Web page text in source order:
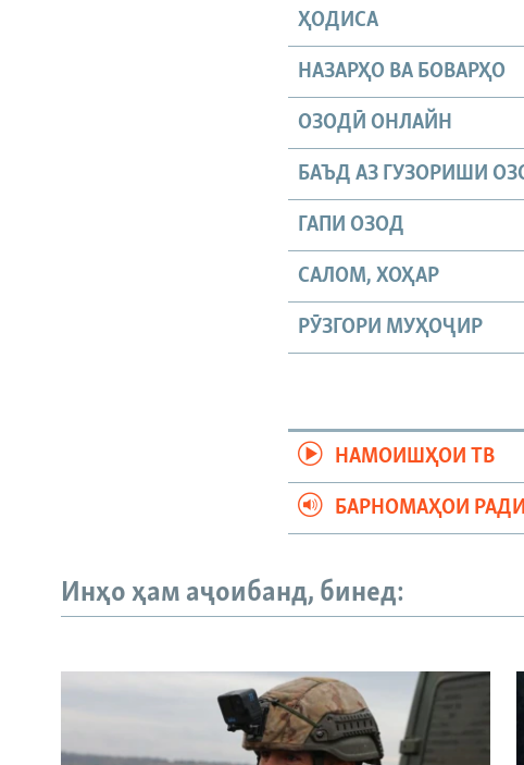
ҲОДИСА
НАЗАРҲО ВА БОВАРҲО
ОЗОДӢ ОНЛАЙН
БАЪД АЗ ГУЗОРИШИ
ГАПИ ОЗОД
САЛОМ, ХОҲАР
РӮЗГОРИ МУҲОҶИР
НАМОИШҲОИ ТВ
БАРНОМАҲОИ
Инҳо ҳам аҷоибанд, бинед: